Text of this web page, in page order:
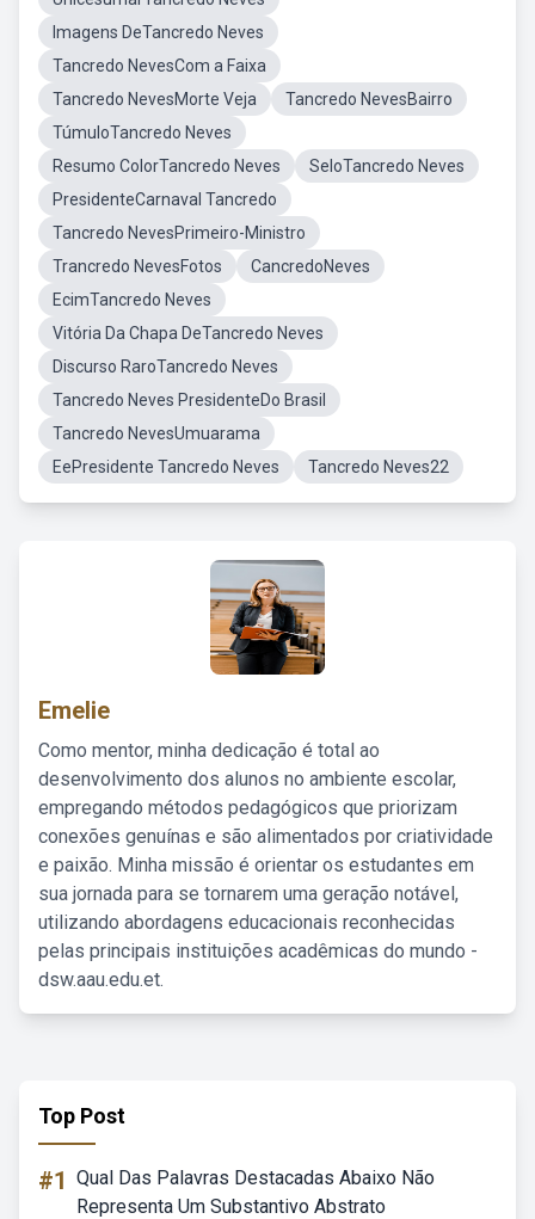
Imagens DeTancredo Neves
Tancredo NevesCom a Faixa
Tancredo NevesMorte Veja
Tancredo NevesBairro
TúmuloTancredo Neves
Resumo ColorTancredo Neves
SeloTancredo Neves
PresidenteCarnaval Tancredo
Tancredo NevesPrimeiro-Ministro
Trancredo NevesFotos
CancredoNeves
EcimTancredo Neves
Vitória Da Chapa DeTancredo Neves
Discurso RaroTancredo Neves
Tancredo Neves PresidenteDo Brasil
Tancredo NevesUmuarama
EePresidente Tancredo Neves
Tancredo Neves22
Emelie
Como mentor, minha dedicação é total ao
desenvolvimento dos alunos no ambiente escolar,
empregando métodos pedagógicos que priorizam
conexões genuínas e são alimentados por criatividade
e paixão. Minha missão é orientar os estudantes em
sua jornada para se tornarem uma geração notável,
utilizando abordagens educacionais reconhecidas
pelas principais instituições acadêmicas do mundo -
dsw.aau.edu.et.
Top Post
#1 Qual Das Palavras Destacadas Abaixo Não
Representa Um Substantivo Abstrato